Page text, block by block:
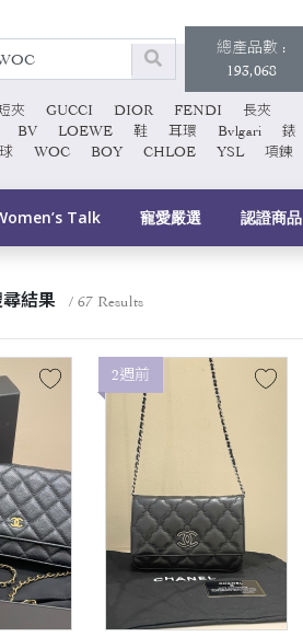
總產品數 :
193,068
夾 GUCCI DIOR FENDI
長夾
BV LOEWE 鞋 耳環 Bvlgari
錶
WOC BOY CHLOE YSL 項鍊
Talk 寵愛嚴選 認證商品
尋結果 / 67 Results
2週前